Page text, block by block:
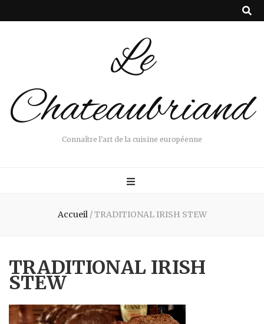
Le
Chateaubriand
Connaître l'art de la cuisine européenne
Accueil /TRADITIONAL IRISH STEW
TRADITIONAL IRISH
STEW